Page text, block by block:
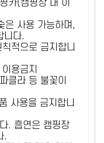
카(캠핑장 내 이
은 사용 가능하며,
니다.
적으로 금지합니
용금지
클라 등 불꽃이
사용을 금지합니
. 흡연은 캠핑장
.